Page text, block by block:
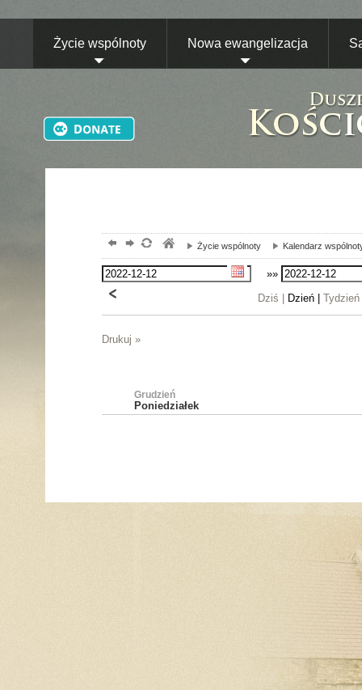
Życie wspólnoty Nowa ewangelizacja
Życie wspólnoty Kalendarz
»»
Dziś |
Dzień | Tydzień
Drukuj »
Grudzień
Poniedziałek